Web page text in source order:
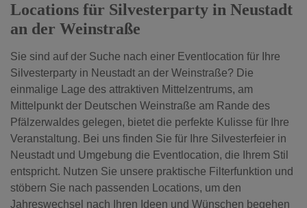
Locations für Silvesterparty in Neustadt
an der Weinstraße
Sie sind auf der Suche nach einer Eventlocation für Ihre
Silvesterparty in Neustadt an der Weinstraße? Die
einmalige Lage des attraktiven Mittelzentrums, am
Mittelpunkt der Deutschen Weinstraße am Rande des
Pfälzerwaldes gelegen, bietet die perfekte Kulisse für Ihre
Veranstaltung. Bei uns finden Sie für Ihre Silvesterfeier in
Neustadt und Umgebung die Eventlocation, die Ihrem Stil
entspricht. Nutzen Sie unsere praktische Filterfunktion und
stöbern Sie nach passenden Locations, um den
Jahreswechsel nach Ihren Ideen und Wünschen begehen